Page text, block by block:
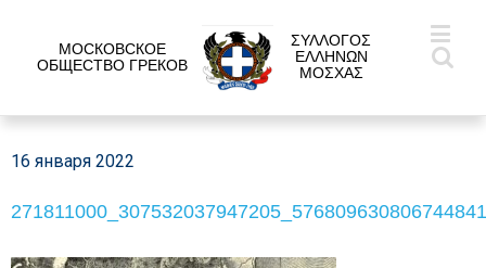
МОСКОВСКОЕ
ОБЩЕСТВО ГРЕКОВ
ΣΥΛΛΟΓΟΣ
ΕΛΛΗΝΩΝ
ΜΟΣΧΑΣ
16 января 2022